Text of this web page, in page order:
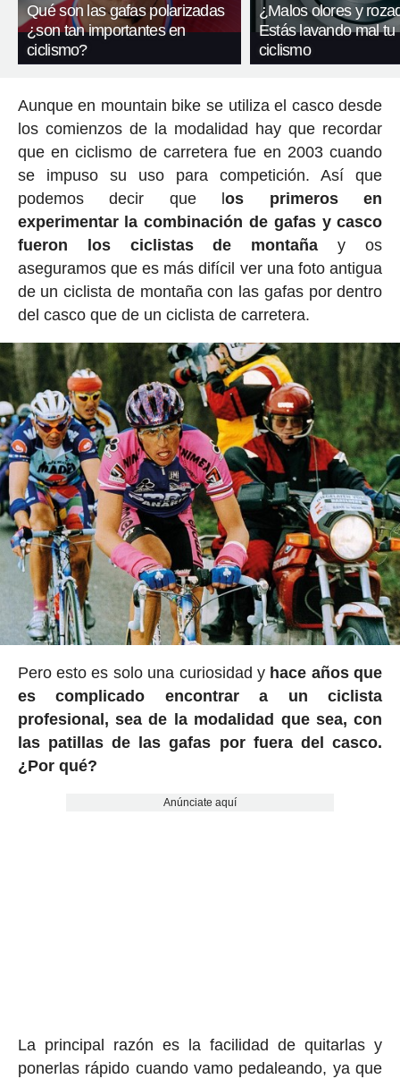
Qué son las gafas polarizadas
¿son tan importantes en
ciclismo?
¿Malos olores y
Estás lavando mal tu
ciclismo
Aunque en mountain bike se utiliza el casco desde
los comienzos de la modalidad hay que recordar
que en ciclismo de carretera fue en 2003 cuando
se impuso su uso para competición. Así que
podemos decir que los primeros en
experimentar la combinación de gafas y casco
fueron los ciclistas de montañay os
aseguramos que es más difícil ver una foto antigua
de un ciclista de montaña con las gafas por dentro
del casco que de un ciclista de carretera.
Pero esto es solo una curiosidad y hace años que
es complicado encontrar a un ciclista
profesional, sea de la modalidad que sea, con
las patillas de las gafas por fuera del casco.
¿Por qué?
Anúnciate aquí
La principal razón es la facilidad de quitarlas y
ponerlas rápido cuando vamo pedaleando, ya que